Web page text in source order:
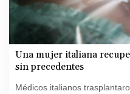
Una mujer italiana
sin precedentes
Médicos italianos